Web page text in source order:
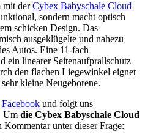
mit derCybex Babyschale Cloud
sondern macht optisch
schicken Design. Das
ausgeklügelte und nahezu
Autos. Eine 11-fach
ein linearer Seitenaufprallschutz
den flachen Liegewinkel eignet
kleine Neugeborene.
Facebook und folgt uns
Um die Cybex Babyschale Cloud
unter dieser Frage: